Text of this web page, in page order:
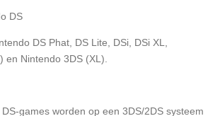
DS
DS Phat, DS Lite, DSi, DSi XL,
en Nintendo 3DS (XL).
DS-games worden op een 3DS/2DS systeem